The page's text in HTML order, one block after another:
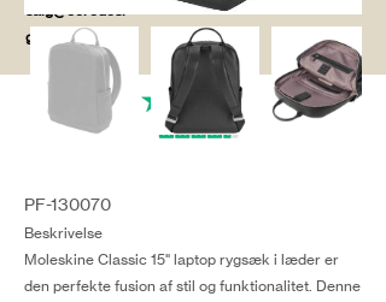
salg@coredesi
gn.dk
PF-130070
Beskrivelse
Moleskine Classic 15" laptop rygsæk i læder er
den perfekte fusion af stil og funktionalitet. Denne